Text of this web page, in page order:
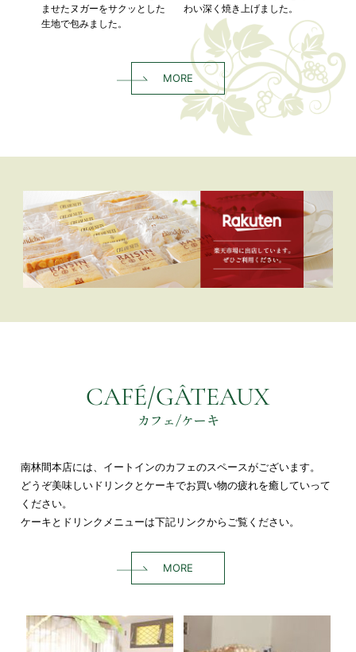
ませたヌガーをサクッとした
生地で包みました。
わい深く焼き上げました。
MORE
CAFÉ/GÂTEAUX
カフェ/ケーキ
南林間本店には、イートインのカフェのスペースがございます。
どうぞ美味しいドリンクとケーキでお買い物の疲れを癒していって
ください。
ケーキとドリンクメニューは下記リンクからご覧ください。
MORE